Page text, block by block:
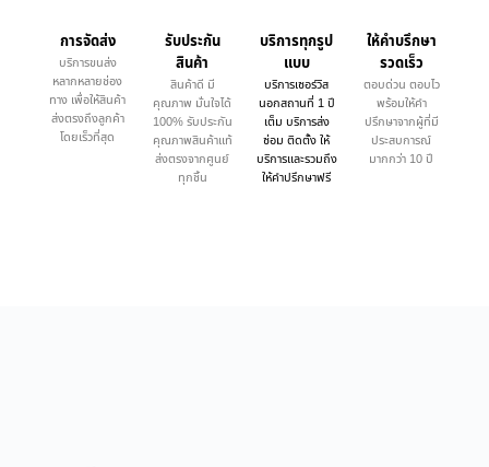
การจัดส่ง
บริการขนส่ง
หลากหลายช่อง
ทาง เพื่อให้สินค้า
ส่งตรงถึงลูกค้า
โดยเร็วที่สุด
รับประกัน
สินค้า
สินค้าดี มี
คุณภาพ มั่นใจได้
100% รับประกัน
คุณภาพสินค้าแท้
ส่งตรงจากศูนย์
ทุกชิ้น
บริการทุกรูป
แบบ
บริการเซอร์วิส
นอกสถานที่ 1 ปี
เต็ม บริการส่ง
ซ่อม ติดตั้ง ให้
บริการและรวมถึง
ให้คำปรึกษาฟรี
ให้คำบรึกษา
รวดเร็ว
ตอบด่วน ตอบไว
พร้อมให้คำ
ปรึกษาจากผู้ที่มี
ประสบการณ์
มากกว่า 10 ปี